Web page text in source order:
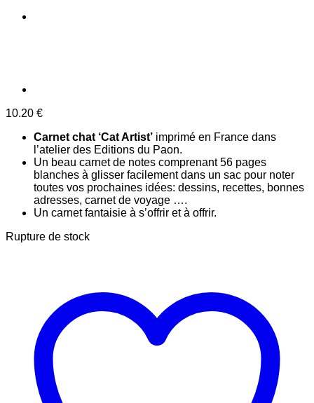
10.20 €
Carnet chat ‘Cat Artist’ imprimé en France dans
l’atelier des Editions du Paon.
Un beau carnet de notes comprenant 56 pages
blanches à glisser facilement dans un sac pour noter
toutes vos prochaines idées: dessins, recettes, bonnes
adresses, carnet de voyage ….
Un carnet fantaisie à s’offrir et à offrir.
Rupture de stock